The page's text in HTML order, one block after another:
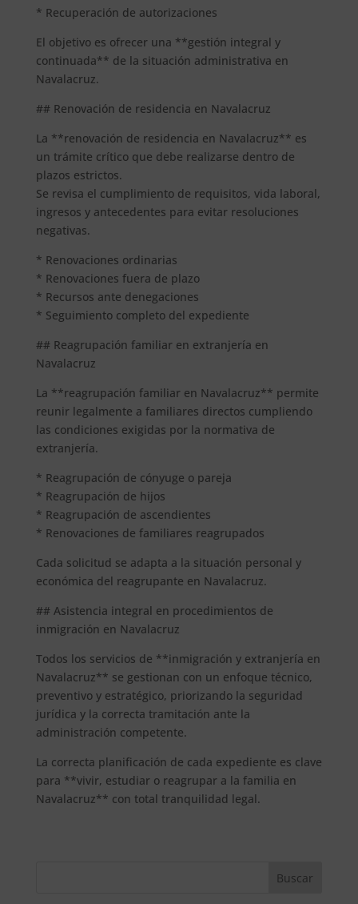
* Recuperación de autorizaciones
El objetivo es ofrecer una **gestión integral y
continuada** de la situación administrativa en
Navalacruz.
## Renovación de residencia en Navalacruz
La **renovación de residencia en Navalacruz** es
un trámite crítico que debe realizarse dentro de
plazos estrictos.
Se revisa el cumplimiento de requisitos, vida laboral,
ingresos y antecedentes para evitar resoluciones
negativas.
* Renovaciones ordinarias
* Renovaciones fuera de plazo
* Recursos ante denegaciones
* Seguimiento completo del expediente
## Reagrupación familiar en extranjería en
Navalacruz
La **reagrupación familiar en Navalacruz** permite
reunir legalmente a familiares directos cumpliendo
las condiciones exigidas por la normativa de
extranjería.
* Reagrupación de cónyuge o pareja
* Reagrupación de hijos
* Reagrupación de ascendientes
* Renovaciones de familiares reagrupados
Cada solicitud se adapta a la situación personal y
económica del reagrupante en Navalacruz.
## Asistencia integral en procedimientos de
inmigración en Navalacruz
Todos los servicios de **inmigración y extranjería en
Navalacruz** se gestionan con un enfoque técnico,
preventivo y estratégico, priorizando la seguridad
jurídica y la correcta tramitación ante la
administración competente.
La correcta planificación de cada expediente es clave
para **vivir, estudiar o reagrupar a la familia en
Navalacruz** con total tranquilidad legal.
Buscar